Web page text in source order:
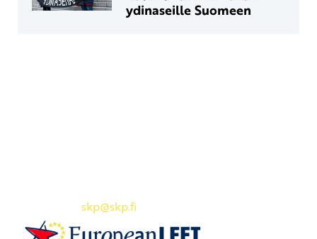
ydinaseille Suomeen
skp@skp.fi